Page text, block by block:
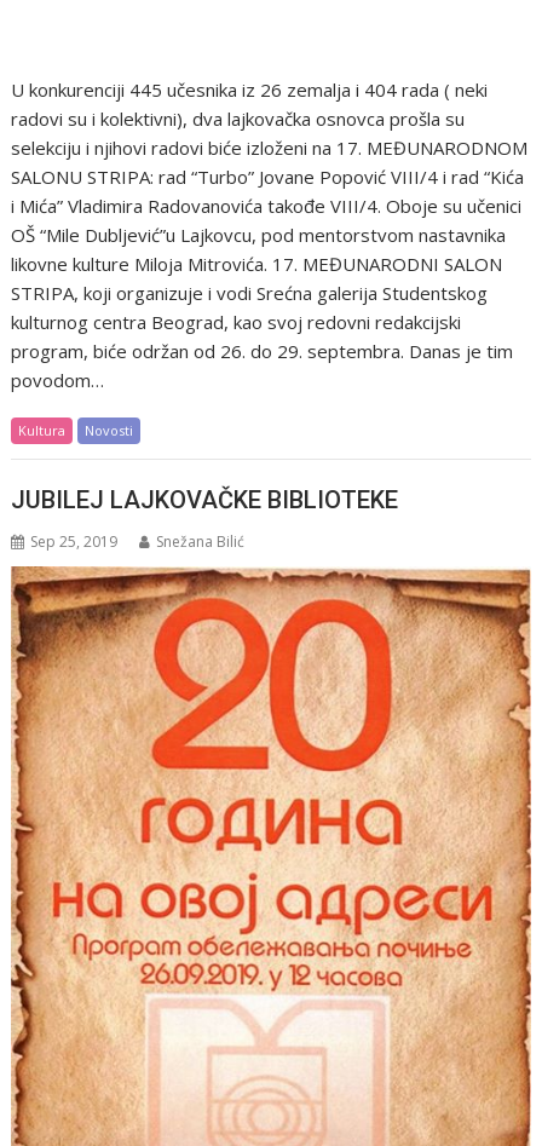
U konkurenciji 445 učesnika iz 26 zemalja i 404 rada ( neki
radovi su i kolektivni), dva lajkovačka osnovca prošla su
selekciju i njihovi radovi biće izloženi na 17. MEĐUNARODNOM
SALONU STRIPA: rad “Turbo” Jovane Popović VIII/4 i rad “Kića
i Mića” Vladimira Radovanovića takođe VIII/4. Oboje su učenici
OŠ “Mile Dubljević”u Lajkovcu, pod mentorstvom nastavnika
likovne kulture Miloja Mitrovića. 17. MEĐUNARODNI SALON
STRIPA, koji organizuje i vodi Srećna galerija Studentskog
kulturnog centra Beograd, kao svoj redovni redakcijski
program, biće održan od 26. do 29. septembra. Danas je tim
povodom…
Kultura Novosti
JUBILEJ LAJKOVAČKE BIBLIOTEKE
Sep 25, 2019 Snežana Bilić